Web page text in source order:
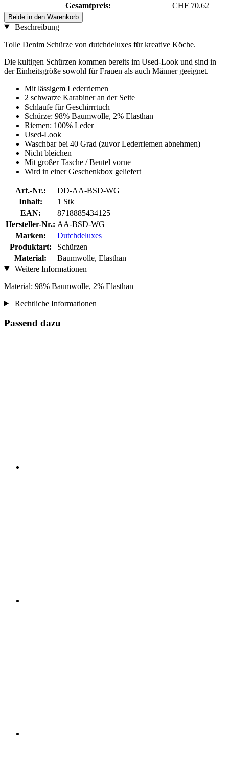
Gesamtpreis:
CHF 70.62
Beide in den Warenkorb
Beschreibung
Tolle Denim Schürze von dutchdeluxes für kreative Köche.
Die kultigen Schürzen kommen bereits im Used-Look und sind in
der Einheitsgröße sowohl für Frauen als auch Männer geeignet.
Mit lässigem Lederriemen
2 schwarze Karabiner an der Seite
Schlaufe für Geschirrrtuch
Schürze: 98% Baumwolle, 2% Elasthan
Riemen: 100% Leder
Used-Look
Waschbar bei 40 Grad (zuvor Lederriemen abnehmen)
Nicht bleichen
Mit großer Tasche / Beutel vorne
Wird in einer Geschenkbox geliefert
Art.-Nr.:
DD-AA-BSD-WG
Inhalt:
1 Stk
EAN:
8718885434125
Hersteller-Nr.: AA-BSD-WG
Marken:
Dutchdeluxes
Produktart:
Schürzen
Material:
Baumwolle, Elasthan
Weitere Informationen
Material: 98% Baumwolle, 2% Elasthan
Rechtliche Informationen
Passend dazu